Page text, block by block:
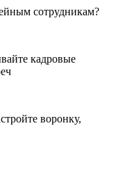
сотрудникам?
кадровые
воронку,